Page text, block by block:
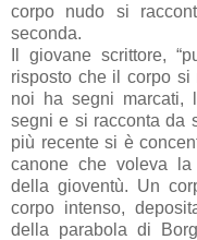
corpo nudo si
seconda.
Il giovane scrittore,
risposto che il corpo si
noi ha segni marcati,
segni e si racconta da
più recente si è
canone che voleva la
della gioventù. Un
corpo intenso,
della parabola di